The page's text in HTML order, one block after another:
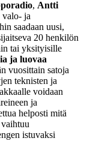
, Antti
valo- ja
saadaan uusi,
20 henkilön
tai yksityisille
ja luovaa
vuosittain satoja
teknisten ja
voidaan
ja
helposti mitä
istuvaksi